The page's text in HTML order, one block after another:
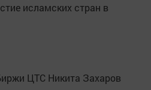
исламских стран в
ЦТС Никита Захаров